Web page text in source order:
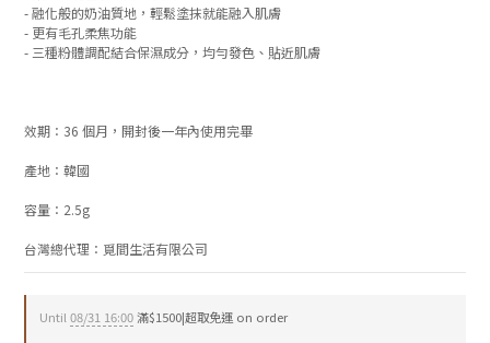
- 融化般的奶油質地，輕鬆塗抹就能融入肌膚
- 更有毛孔柔焦功能
- 三種粉體調配結合保濕成分，均勻發色、貼近肌膚
效期：36 個月，開封後一年內使用完畢
產地：韓國
容量：2.5g
台灣總代理：覓間生活有限公司
Until08/31 16:00滿$1500|超取免運 on order